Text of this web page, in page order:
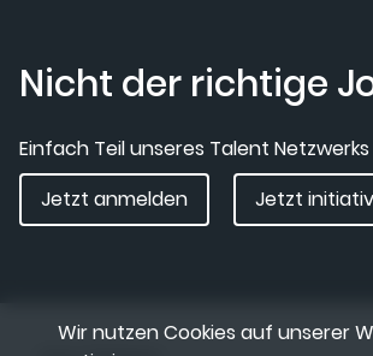
Nicht der richtige
Einfach Teil unseres Talent
Jetzt anmelden
Jetzt
Wir nutzen Cookies auf unserer